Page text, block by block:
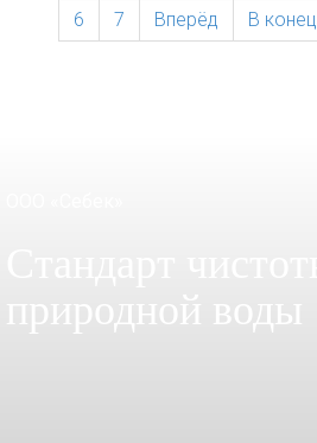
6
7 Вперёд В конец
природной воды